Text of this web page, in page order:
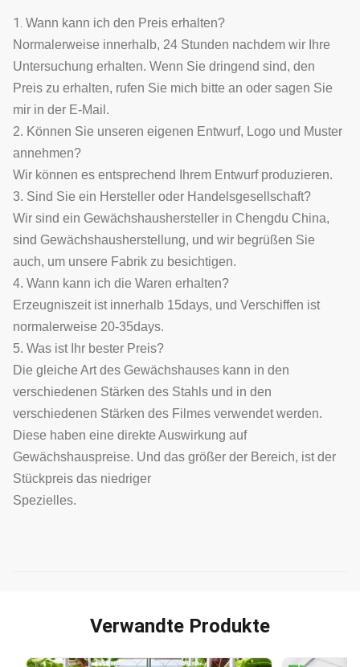
1. Wann kann ich den Preis erhalten?
Normalerweise innerhalb, 24 Stunden nachdem wir Ihre
Untersuchung erhalten. Wenn Sie dringend sind, den
Preis zu erhalten, rufen Sie mich bitte an oder sagen Sie
mir in der E-Mail.
2. Können Sie unseren eigenen Entwurf, Logo und Muster
annehmen?
Wir können es entsprechend Ihrem Entwurf produzieren.
3. Sind Sie ein Hersteller oder Handelsgesellschaft?
Wir sind ein Gewächshaushersteller in Chengdu China,
sind Gewächshausherstellung, und wir begrüßen Sie
auch, um unsere Fabrik zu besichtigen.
4. Wann kann ich die Waren erhalten?
Erzeugniszeit ist innerhalb 15days, und Verschiffen ist
normalerweise 20-35days.
5. Was ist Ihr bester Preis?
Die gleiche Art des Gewächshauses kann in den
verschiedenen Stärken des Stahls und in den
verschiedenen Stärken des Filmes verwendet werden.
Diese haben eine direkte Auswirkung auf
Gewächshauspreise. Und das größer der Bereich, ist der
Stückpreis das niedriger
Spezielles.
Verwandte Produkte